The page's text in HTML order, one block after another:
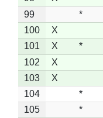
99
*
100
X
101
X *
102
X
103
X
104
*
105
*